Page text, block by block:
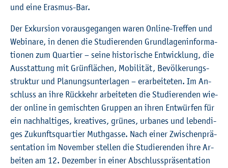
und eine Eras­mus-Bar.
Der Ex­kur­si­on vor­aus­ge­gan­gen waren On­line-Tref­fen und
We­bi­na­re, in denen die Stu­die­ren­den Grund­la­gen­in­for­ma­
tio­nen zum Quar­tier – seine his­to­ri­sche Ent­wick­lung, die
Aus­stat­tung mit Grün­flä­chen, Mo­bi­li­tät, Be­völ­ke­rungs­
struk­tur und Pla­nungs­un­ter­la­gen – er­ar­bei­te­ten. Im An­
schluss an ihre Rück­kehr ar­bei­te­ten die Stu­die­ren­den wie­
der on­line in ge­misch­ten Grup­pen an ihren Ent­wür­fen für
ein nach­hal­ti­ges, krea­ti­ves, grü­nes, ur­ba­nes und le­ben­di­
ges Zu­kunfts­quar­tier Muth­gas­se. Nach einer Zwi­schen­prä­
sen­ta­ti­on im No­vem­ber stel­len die Stu­die­ren­den ihre Ar­
bei­ten am 12. De­zem­ber in einer Ab­schluss­prä­sen­ta­ti­on